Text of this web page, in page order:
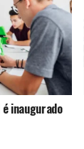
inaugurado